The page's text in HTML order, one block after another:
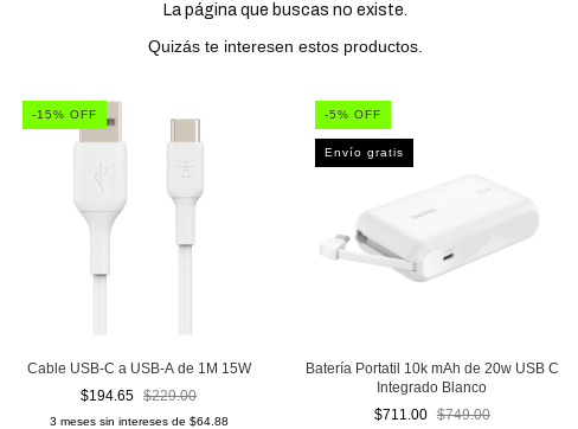
La página que buscas no existe.
Quizás te interesen estos productos.
-15% OFF
Cable USB-C a USB-A de 1M 15W
$194.65 $229.00
3 meses sin intereses de $64.88
-5% OFF
Envío gratis
Batería Portatil 10k mAh de 20w USB C
Integrado Blanco
$711.00 $749.00